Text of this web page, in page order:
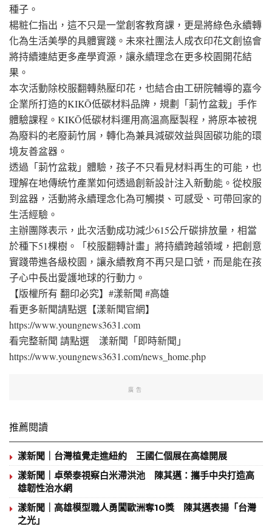
種子。
楊粧仁指出，這不只是一堂創客教育課，更是將綠色永續轉
化為生活美學的具體實踐。未來社團法人成衣印花文創協會
將持續連結更多產學資源，讓永續理念在更多校園開花結
果。
本次活動除校服翻轉熱壓印花，也結合由工研院輔導的嘉今
企業所打造的KIKŌ低碳材料品牌，規劃「莿竹盆栽」手作
體驗課程。KIKŌ低碳材料運用高溫高壓製程，將原本被視
為廢料的老廢莿竹屑，轉化為兼具減碳效益與固碳功能的環
境友善盆器。
透過「莿竹盆栽」體驗，孩子不只看見材料再生的可能，也
理解在地傳統竹產業如何透過創新設計注入新動能。從校服
到盆器，活動將永續理念化為可觸摸、可感受、可帶回家的
生活經驗。
主辦團隊表示，此次活動成功減少615公斤碳排放量，相當
於種下51棵樹。「校服翻轉計畫」將持續跨越領域，把創意
實踐帶進各級校園，讓永續教育不再只是口號，而是能在孩
子心中長出愛護地球的行動力。
【版權所有 翻印必究】#漾新聞 #高雄
看更多新聞請點選【漾新聞官網】
https://www.youngnews3631.com⁠
看完整新聞 請點選 漾新聞「即時新聞」
https://www.youngnews3631.com/news_home.php⁠
廣告
推薦閱讀
漾新聞｜台灣植覺走進紐約 王國仁個展在高雄開展
漾新聞｜卓榮泰視察白米滯洪池 陳其邁：攜手中央打造高
雄韌性治水網
漾新聞｜高雄模型職人勇闖歐洲奪10獎 陳其邁表揚「台灣
之光」